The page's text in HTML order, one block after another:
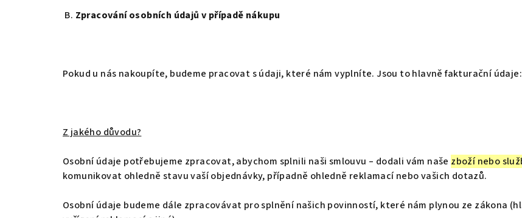
B. Zpracování osobních údajů v případě nákupu
Pokud u nás nakoupíte, budeme pracovat s údaji, které nám vyplníte. Jsou to hlavně fakturační
Z jakého důvodu?
Osobní údaje potřebujeme zpracovat, abychom splnili naši smlouvu – dodali vám naše zboží nebo
komunikovat ohledně stavu vaší objednávky, případně ohledně reklamací nebo vašich dotazů.
Osobní údaje budeme dále zpracovávat pro splnění našich povinností, které nám plynou ze zákona